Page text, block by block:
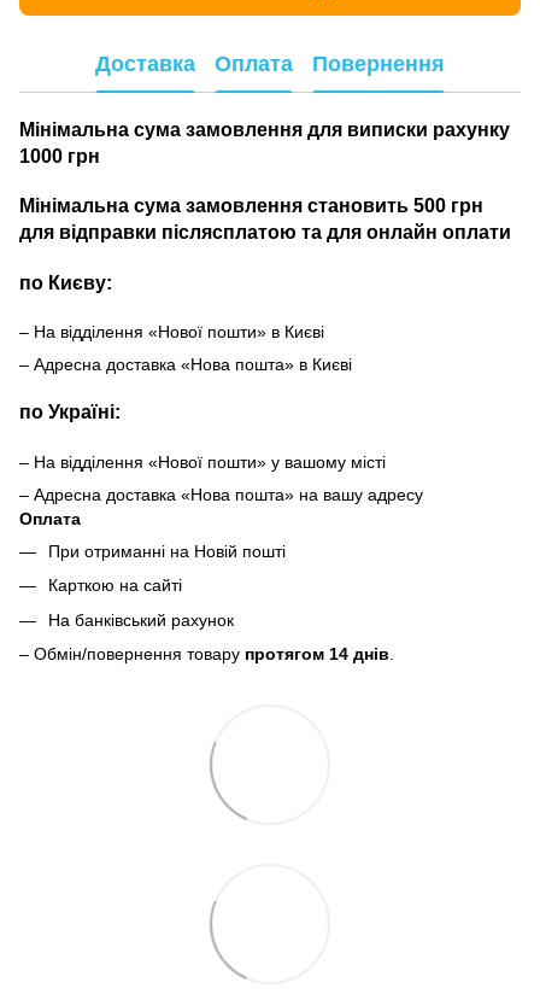
Доставка Оплата Повернення
Мінімальна сума замовлення для виписки рахунку
1000 грн
Мінімальна сума замовлення становить 500 грн
для відправки післясплатою та для онлайн оплати
по Києву:
– На відділення «Нової пошти» в Києві
– Адресна доставка «Нова пошта» в Києві
по Україні:
– На відділення «Нової пошти» у вашому місті
– Адресна доставка «Нова пошта» на вашу адресу
Оплата
При отриманні на Новій пошті
Карткою на сайті
На банківський рахунок
– Обмін/повернення товару протягом 14 днів